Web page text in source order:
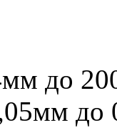
до
до